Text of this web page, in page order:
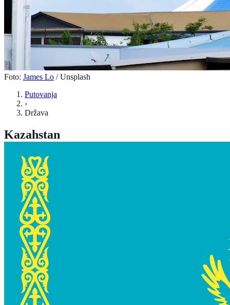
Foto: James Lo / Unsplash
Putovanja
›
Država
Kazahstan